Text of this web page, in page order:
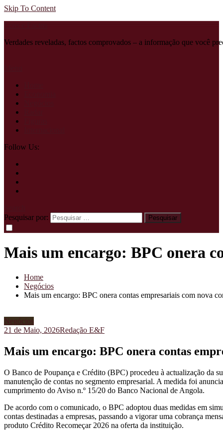
Skip To Content
Verdades reveladas, factos comprovados – a informação que você
Follow Us:
Pesquisar por:
Mais um encargo: BPC onera
Home
Negócios
Mais um encargo: BPC onera contas empresariais com nova
Negócios
21 de Maio, 2026Redação E&F
Mais um encargo: BPC onera contas
O Banco de Poupança e Crédito (BPC) procedeu à actualização da
manutenção de contas no segmento empresarial. A medida foi
cumprimento do Aviso n.º 15/20 do Banco Nacional de Angola.
De acordo com o comunicado, o BPC adoptou duas medidas em
contas destinadas a empresas, passando a vigorar uma cobrança
produto Crédito Recomeçar 2026 na oferta da instituição.